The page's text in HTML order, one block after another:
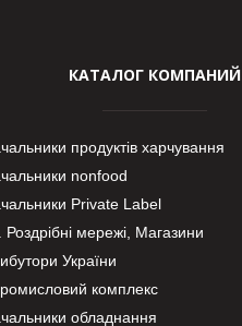
КАТАЛОГ КОМПАНИЙ
продуктів харчування
nonfood
Private Label
Роздрібні мережі, Магазини
України
комплекс
обладнання